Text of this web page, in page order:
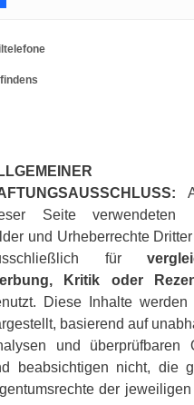
Seite verwendeten
und Urheberrechte
für
Kritik oder
Diese Inhalte werden
basierend auf
und überprüfbaren
beabsichtigen nicht, die
der